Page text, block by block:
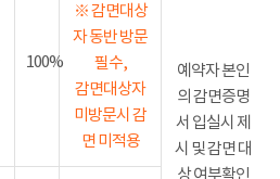
※ 감면대상
자 동반 방문
필수,
감면대상자
미방문시 감
면 미적용
예약자 본인
의 감면증명
서 입실시 제
시 및 감면 대
상 여부확인
100%